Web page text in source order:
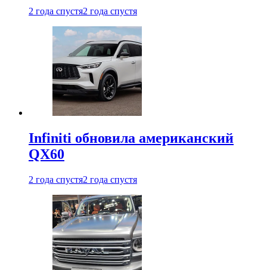
2 года спустя2 года спустя
Infiniti обновила американский
QX60
2 года спустя2 года спустя